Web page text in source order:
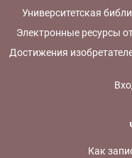
Университетская
Электронные ресурсы
Достижения
Как